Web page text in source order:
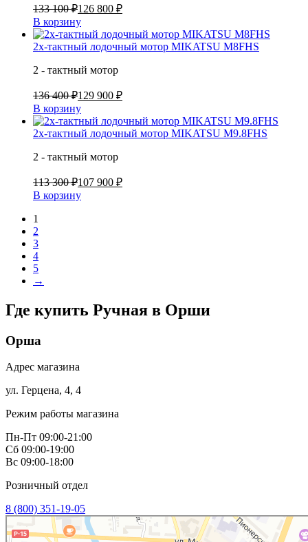
133 100 ₽126 800 ₽
В корзину
2х-тактный лодочный мотор MIKATSU M8FHS
2 - тактный мотор
136 400 ₽129 900 ₽
В корзину
2х-тактный лодочный мотор MIKATSU M9.8FHS
2 - тактный мотор
113 300 ₽107 900 ₽
В корзину
1
2
3
4
5
→
Где купить Ручная в Орши
Орша
Адрес магазина
ул. Герцена, 4, 4
Режим работы магазина
Пн-Пт 09:00-21:00
Сб 09:00-19:00
Вс 09:00-18:00
Розничный отдел
8 (800) 351-19-05